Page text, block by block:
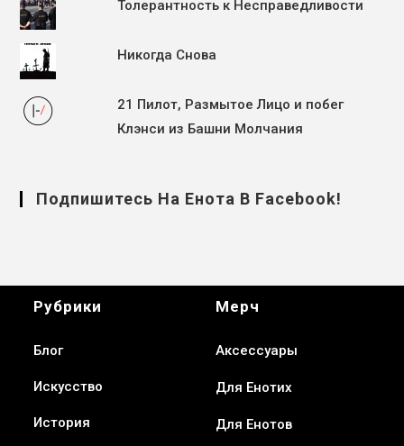
Толерантность к Несправедливости
Никогда Снова
21 Пилот, Размытое Лицо и побег
Клэнси из Башни Молчания
Подпишитесь На Енота В Facebook!
Рубрики
Блог
Искусство
История
Мерч
Аксессуары
Для Енотих
Для Енотов